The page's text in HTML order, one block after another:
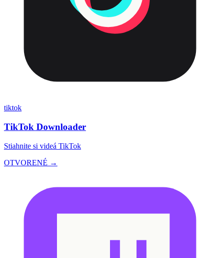
tiktok
TikTok Downloader
Stiahnite si videá TikTok
OTVORENÉ →